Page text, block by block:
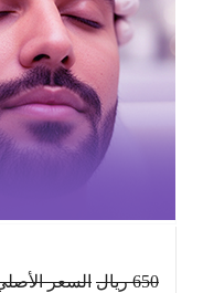
ريال السعر الأصلي هو: 650